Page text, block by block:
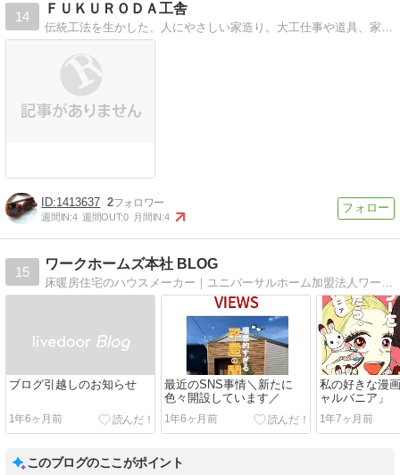
14
ＦＵＫＵＲＯＤＡ工舎
伝統工法を生かした、人にやさしい家造り。大工仕事や道具、家造りの工程などを紹介します。「職人がつくる木の家ネット」に参加しています
1413637 2
週間IN:4 週間OUT:0 月間IN:4
15
ワークホームズ本社 BLOG
床暖房住宅のハウスメーカー｜ユニバーサルホーム加盟法人ワークホームズ本社のスタッフが日記を綴ります。
ブログ引越しのお知らせ
1年6ヶ月前
最近のSNS事情＼新たに
色々開設しています／
1年6ヶ月前
私の好きな漫
ャルバニア」
1年7ヶ月前
このブログのここがポイント